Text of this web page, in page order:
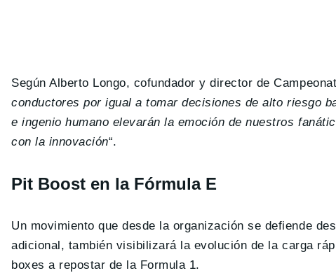
Según Alberto Longo, cofundador y director de
conductores por igual a tomar decisiones de alto riesgo
e ingenio humano elevarán la emoción de nuestros
con la innovación“.
Pit Boost en la Fórmula E
Un movimiento que desde la organización se defiende
adicional, también visibilizará la evolución de la carga
boxes a repostar de la Formula 1.